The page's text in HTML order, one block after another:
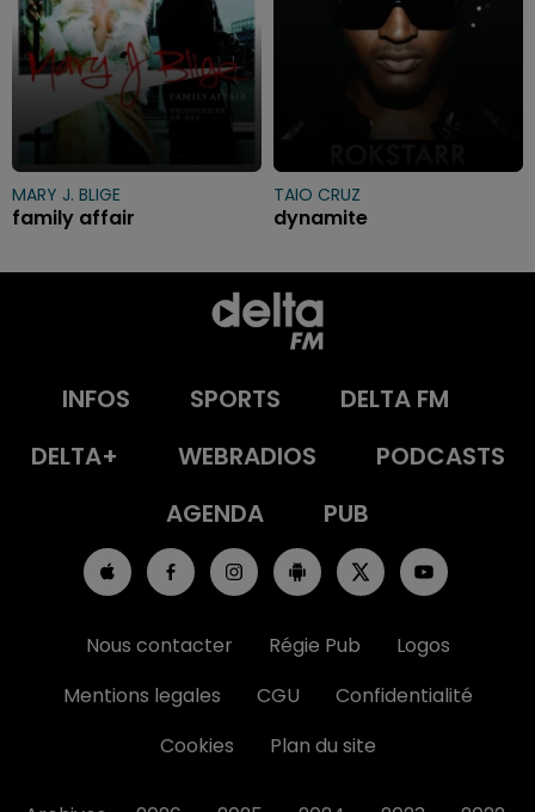
MARY J. BLIGE
family affair
TAIO CRUZ
dynamite
INFOS SPORTS
DELTA FM
DELTA+
WEBRADIOS
PODCASTS
AGENDA
PUB
Nous contacter Régie Pub
Logos
Mentions legales
CGU
Confidentialité
Cookies
Plan du site